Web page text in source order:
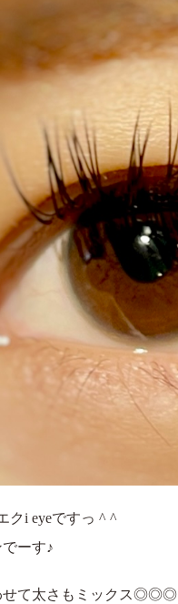
クi eyeですっ ^ ^
ーす♪
せて太さもミックス◎◎◎